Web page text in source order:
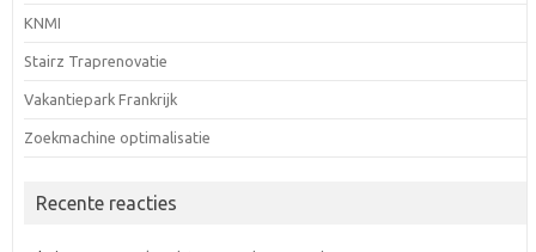
KNMI
Stairz Traprenovatie
Vakantiepark Frankrijk
Zoekmachine optimalisatie
Recente reacties